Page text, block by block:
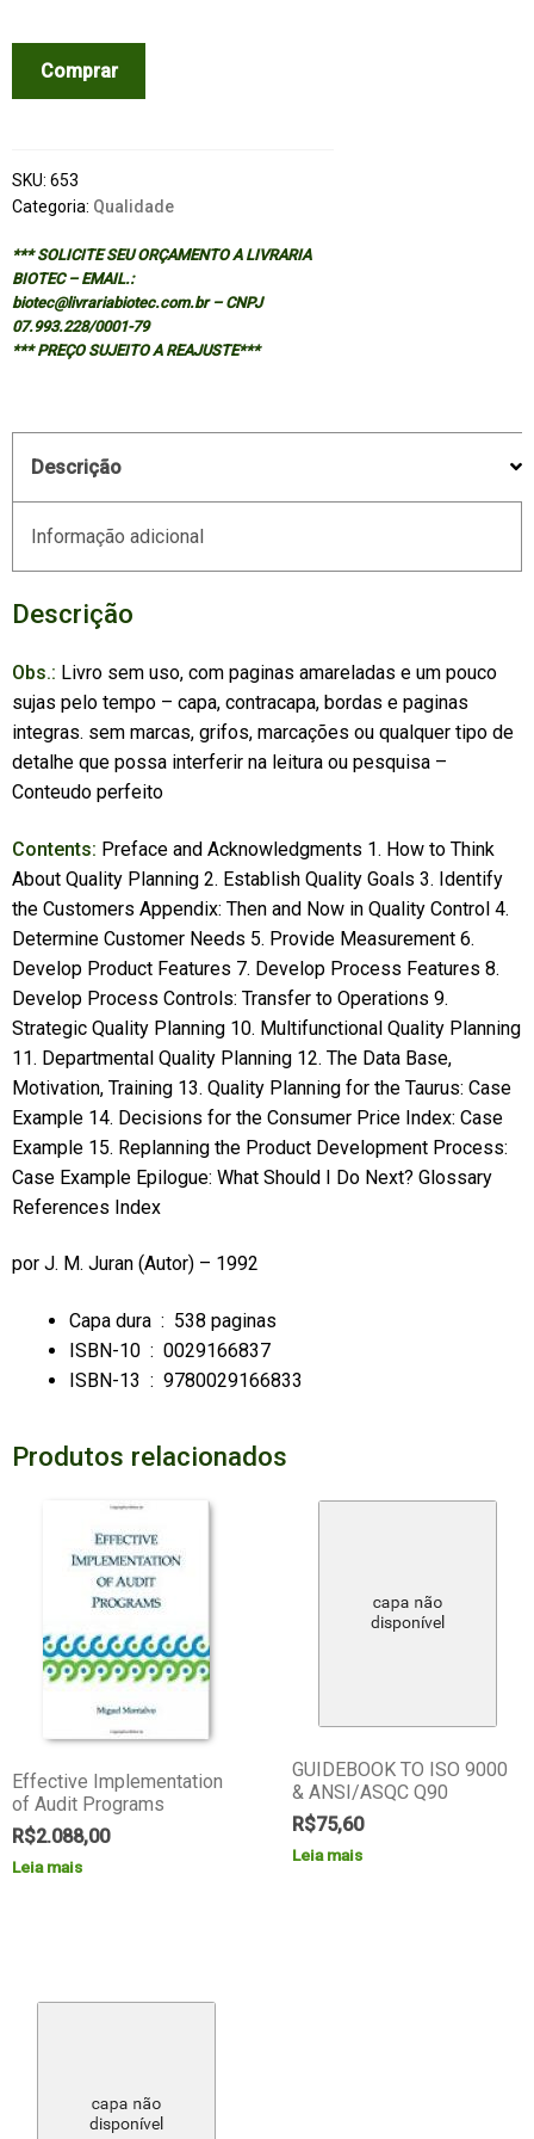
JURAN
DESIGN
quantidade
Comprar
SKU: 653
Categoria: Qualidade
*** SOLICITE SEU ORÇAMENTO A LIVRARIA
BIOTEC – EMAIL.:
biotec@livrariabiotec.com.br – CNPJ
07.993.228/0001-79
*** PREÇO SUJEITO A REAJUSTE***
Descrição
Informação adicional
Descrição
Obs.: Livro sem uso, com paginas amareladas e um pouco
sujas pelo tempo – capa, contracapa, bordas e paginas
integras. sem marcas, grifos, marcações ou qualquer tipo de
detalhe que possa interferir na leitura ou pesquisa –
Conteudo perfeito
Contents: Preface and Acknowledgments 1. How to Think
About Quality Planning 2. Establish Quality Goals 3. Identify
the Customers Appendix: Then and Now in Quality Control 4.
Determine Customer Needs 5. Provide Measurement 6.
Develop Product Features 7. Develop Process Features 8.
Develop Process Controls: Transfer to Operations 9.
Strategic Quality Planning 10. Multifunctional Quality Planning
11. Departmental Quality Planning 12. The Data Base,
Motivation, Training 13. Quality Planning for the Taurus: Case
Example 14. Decisions for the Consumer Price Index: Case
Example 15. Replanning the Product Development Process:
Case Example Epilogue: What Should I Do Next? Glossary
References Index
por J. M. Juran (Autor) – 1992
Capa dura ‏ : ‎ 538 paginas
ISBN-10 ‏ : ‎ 0029166837
ISBN-13 ‏ : ‎ 9780029166833
Produtos relacionados
Effective Implementation
of Audit Programs
R$2.088,00
Leia mais
GUIDEBOOK TO ISO 9000
& ANSI/ASQC Q90
R$75,60
Leia mais